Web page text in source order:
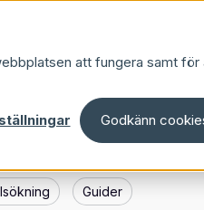
att fungera samt för
Godkänn
Guider